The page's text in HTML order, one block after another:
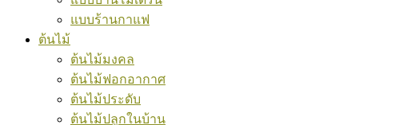
แบบร้านกาแฟ
ต้นไม้
ต้นไม้มงคล
ต้นไม้ฟอกอากาศ
ต้นไม้ประดับ
ต้นไม้ปลูกในบ้าน